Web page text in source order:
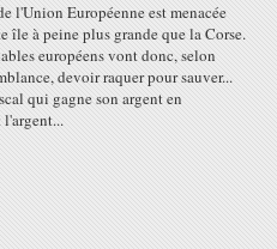
l'Union Européenne est menacée
île à peine plus grande que la Corse.
européens vont donc, selon
devoir raquer pour sauver...
qui gagne son argent en